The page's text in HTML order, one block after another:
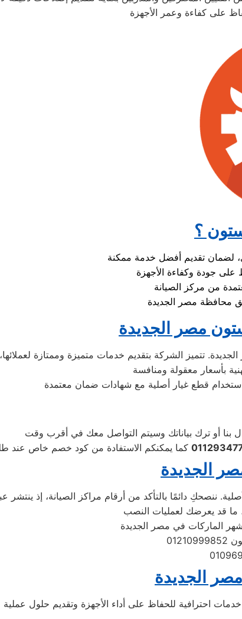
؟
مصر الجديدة
تتميز الشركة بتقديم خدمات متميزة وممتازة
الجديدة
ننصحكِ دائمًا بالتأكد من أرقام مراكز الصيانة، إذ ينتشر
الجديدة